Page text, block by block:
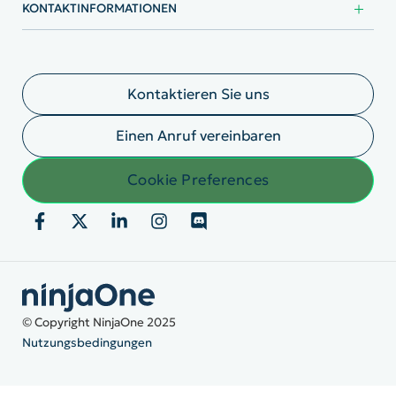
KONTAKTINFORMATIONEN
Kontaktieren Sie uns
Einen Anruf vereinbaren
Cookie Preferences
© Copyright NinjaOne 2025
Nutzungsbedingungen